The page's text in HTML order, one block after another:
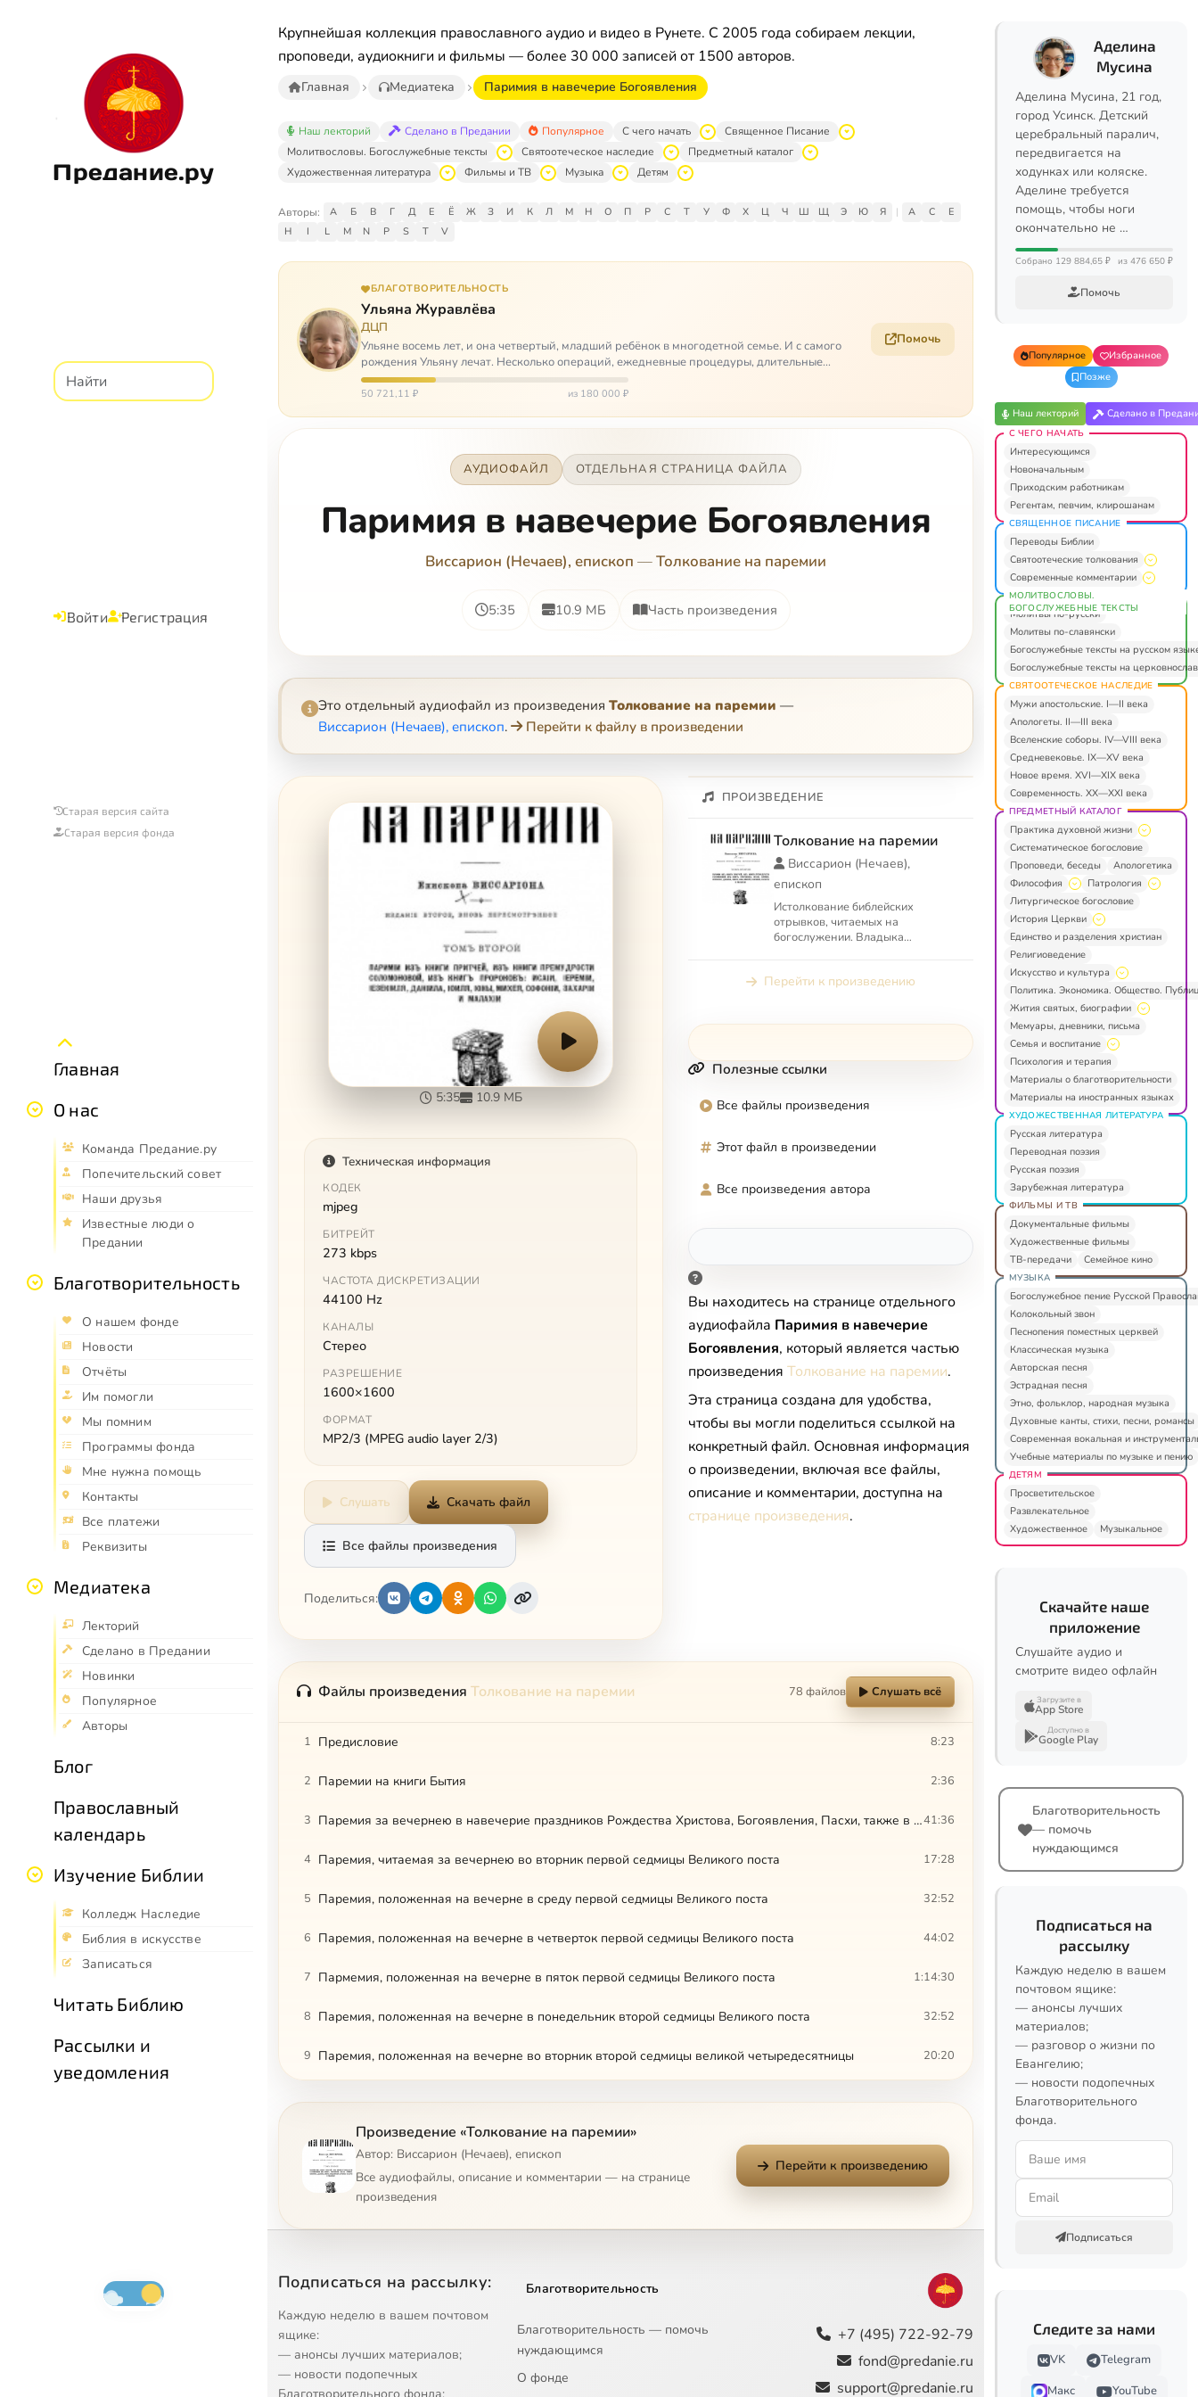
Предание.ру
Войти Регистрация
Старая версия сайта
Старая версия фонда
Главная
О нас
Команда Предание.ру
Попечительский совет
Наши друзья
Известные люди о
Предании
Благотворительность
О нашем фонде
Новости
Отчёты
Им помогли
Мы помним
Программы фонда
Мне нужна помощь
Контакты
Все платежи
Реквизиты
Медиатека
Лекторий
Сделано в Предании
Новинки
Популярное
Авторы
Блог
Православный
календарь
Изучение Библии
Колледж Наследие
Библия в искусстве
Записаться
Читать Библию
Рассылки и
уведомления
Крупнейшая коллекция православного аудио и видео в Рунете. С 2005 года собираем лекции,
проповеди, аудиокниги и фильмы — более 30 000 записей от 1500 авторов.
Главная Медиатека Паримия в навечерие Богоявления
Наш лекторий Сделано в Предании Популярное С чего начать
Священное Писание
Молитвословы. Богослужебные тексты
Святоотеческое наследие
Предметный каталог
Художественная литература
Фильмы и ТВ Музыка Детям
Авторы: А Б В Г Д Е Ё Ж З И К Л М Н О П Р С Т У Ф Х Ц Ч Ш Щ Э Ю Я | A C
E
H
I L M N P S T V
БЛАГОТВОРИТЕЛЬНОСТЬ
Ульяна Журавлёва
ДЦП
Ульяне восемь лет, и она четвертый, младший ребёнок в многодетной семье. И с самого
рождения Ульяну лечат. Несколько операций, ежедневные процедуры, длительные
реабилитации и беско…
50 721,11 ₽ из 180 000 ₽
Помочь
АУДИОФАЙЛ ОТДЕЛЬНАЯ СТРАНИЦА ФАЙЛА
Паримия в навечерие Богоявления
Виссарион (Нечаев), епископ —Толкование на паремии
5:35 10.9 МБ Часть произведения
Это отдельный аудиофайл из произведения Толкование на паремии —
Виссарион (Нечаев), епископ. Перейти к файлу в произведении
5:35 10.9 МБ
Техническая информация
КОДЕК
mjpeg
БИТРЕЙТ
273 kbps
ЧАСТОТА ДИСКРЕТИЗАЦИИ
44100 Hz
КАНАЛЫ
Стерео
РАЗРЕШЕНИЕ
1600×1600
ФОРМАТ
MP2/3 (MPEG audio layer 2/3)
Слушать Скачать файл
Все файлы произведения
Поделиться:
ПРОИЗВЕДЕНИЕ
Толкование на паремии
Виссарион (Нечаев),
епископ
Истолкование библейских
отрывков, читаемых на
богослужении. Владыка
доступности и краткост...
Перейти к произведению
Полезные ссылки
Все файлы произведения
Этот файл в произведении
Все произведения автора
Вы находитесь на странице отдельного
аудиофайла Паримия в навечерие
Богоявления, который является частью
произведения Толкование на паремии.
Эта страница создана для удобства,
чтобы вы могли поделиться ссылкой на
конкретный файл. Основная информация
о произведении, включая все файлы,
описание и комментарии, доступна на
странице произведения.
Файлы произведения Толкование на паремии 78 файлов Слушать всё
1 Предисловие 8:23
2 Паремии на книги Бытия 2:36
3 Паремия за вечернею в навечерие праздников Рождества Христова, Богоявления, Пасхи, также в понедельник первой седмицы Великого поста41:36
4 Паремия, читаемая за вечернею во вторник первой седмицы Великого поста 17:28
5 Паремия, положенная на вечерне в среду первой седмицы Великого поста 32:52
6 Паремия, положенная на вечерне в четверток первой седмицы Великого поста 44:02
7 Пармемия, положенная на вечерне в пяток первой седмицы Великого поста 1:14:30
8 Паремия, положенная на вечерне в понедельник второй седмицы Великого поста 32:52
9 Паремия, положенная на вечерне во вторник второй седмицы великой четыредесятницы 20:20
Паремия, положенная на вечерне в четверток второй седмицы Великого поста
12 Паремия, положенная на вечерне в пяток второй седмицы Великого поста 21:49
15 Паремия, положенная в среду третьей седмицы Великого поста 3:46
16 Паремия, положенная на вечерне в четверток третьей седмицы Великого поста 29:06
17 Паремия, положенная на вечерне в пяток третьей седмицы Великого поста 19:54
Произведение «Толкование на паремии»
Автор: Виссарион (Нечаев), епископ
Все аудиофайлы, описание и комментарии — на странице
произведения
Перейти к произведению
Подписаться на рассылку:
Каждую неделю в вашем почтовом
ящике:
— анонсы лучших материалов;
— новости подопечных
Благотворительность
Благотворительность — помочь
нуждающимся
О фонде
+7 (495) 722-92-79
fond@predanie.ru
support@predanie.ru
Аделина
Мусина
Аделина Мусина, 21 год,
город Усинск. Детский
церебральный паралич,
передвигается на
ходунках или коляске.
Аделине требуется
помощь, чтобы ноги
окончательно не …
Собрано 129 884,65 ₽ из 476 650 ₽
Помочь
Популярное
Избранное
Позже
Наш лекторий Сделано в
С ЧЕГО НАЧАТЬ
Интересующимся
Новоначальным
Приходским работникам
Регентам, певчим, клирошанам
СВЯЩЕННОЕ ПИСАНИЕ
Переводы Библии
Святоотеческие толкования
Современные комментарии
МОЛИТВОСЛОВЫ.
БОГОСЛУЖЕБНЫЕ ТЕКСТЫ
Молитвы по-русски
Молитвы по-славянски
Богослужебные тексты на русском
Богослужебные тексты на
СВЯТООТЕЧЕСКОЕ НАСЛЕДИЕ
Мужи апостольские. I—II века
Апологеты. II—III века
Вселенские соборы. IV—VIII века
Средневековье. IX—XV века
Новое время. XVI—XIX века
Современность. XX—XXI века
ПРЕДМЕТНЫЙ КАТАЛОГ
Практика духовной жизни
Систематическое богословие
Проповеди, беседы
Апологетика
Философия
Патрология
Литургическое богословие
История Церкви
Единство и разделения христиан
Религиоведение
Искусство и культура
Политика. Экономика. Общество.
Жития святых, биографии
Мемуары, дневники, письма
Семья и воспитание
Психология и терапия
Материалы о благотворительности
Материалы на иностранных языках
ХУДОЖЕСТВЕННАЯ ЛИТЕРАТУРА
Русская литература
Переводная поэзия
Русская поэзия
Зарубежная литература
ФИЛЬМЫ И ТВ
Документальные фильмы
Художественные фильмы
ТВ-передачи
Семейное кино
МУЗЫКА
Богослужебное пение Русской
Колокольный звон
Песнопения поместных церквей
Классическая музыка
Авторская песня
Эстрадная песня
Этно, фольклор, народная музыка
Духовные канты, стихи, песни, романсы
Современная вокальная и
Учебные материалы по музыке и пению
ДЕТЯМ
Просветительское
Развлекательное
Художественное
Музыкальное
Скачайте наше
приложение
Слушайте аудио и
смотрите видео офлайн
Загрузите в
App Store
Доступно в
Google Play
Благотворительность
— помочь
нуждающимся
Подписаться на
рассылку
Каждую неделю в вашем
почтовом ящике:
— анонсы лучших
материалов;
— разговор о жизни по
Евангелию;
— новости подопечных
Благотворительного
фонда.
Подписаться
Следите за нами
VK
Telegram
Макс
YouTube